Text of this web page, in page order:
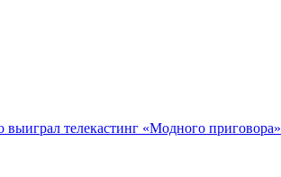
телекастинг «Модного приговора»